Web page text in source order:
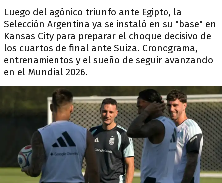
Luego del agónico triunfo ante Egipto, la
Selección Argentina ya se instaló en su "base" en
Kansas City para preparar el choque decisivo de
los cuartos de final ante Suiza. Cronograma,
entrenamientos y el sueño de seguir avanzando
en el Mundial 2026.